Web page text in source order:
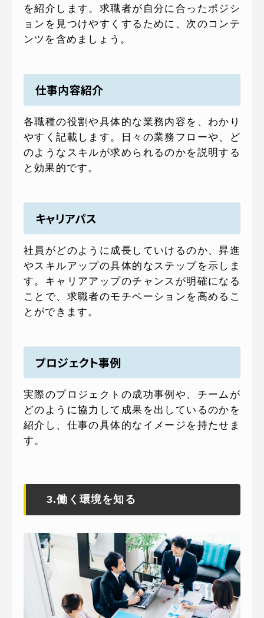
を紹介します。求職者が自分に合ったポジシ
ョンを見つけやすくするために、次のコンテ
ンツを含めましょう。
仕事内容紹介
各職種の役割や具体的な業務内容を、わかり
やすく記載します。日々の業務フローや、ど
のようなスキルが求められるのかを説明する
と効果的です。
キャリアパス
社員がどのように成長していけるのか、昇進
やスキルアップの具体的なステップを示しま
す。キャリアアップのチャンスが明確になる
ことで、求職者のモチベーションを高めるこ
とができます。
プロジェクト事例
実際のプロジェクトの成功事例や、チームが
どのように協力して成果を出しているのかを
紹介し、仕事の具体的なイメージを持たせま
す。
3.働く環境を知る